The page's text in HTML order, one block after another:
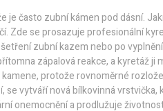
je často zubní kámen pod dásní.
Zde se prosazuje profesionální
zubní kazem nebo po
zápalová reakce, a kyretáž
protože rovnoměrné
se vytváří nová bílkovinná
onemocnění a prodlužuje